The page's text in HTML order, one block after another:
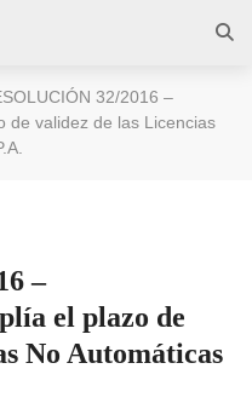
32/2016 –
de validez de las Licencias
–
el plazo de
No Automáticas